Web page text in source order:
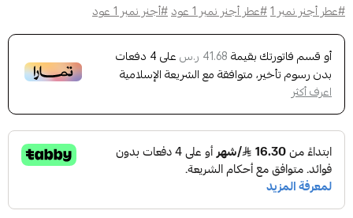
#عطر أجنر نمبر 1 #عطر أجنر نمبر 1 عود #أجنر نمبر 1 عود
أو قسم فاتورتك بقيمة 41.68 ر.س على4 دفعات
بدون رسوم تأخير، متوافقة مع الشريعة الإسلامية
اعرف أكثر